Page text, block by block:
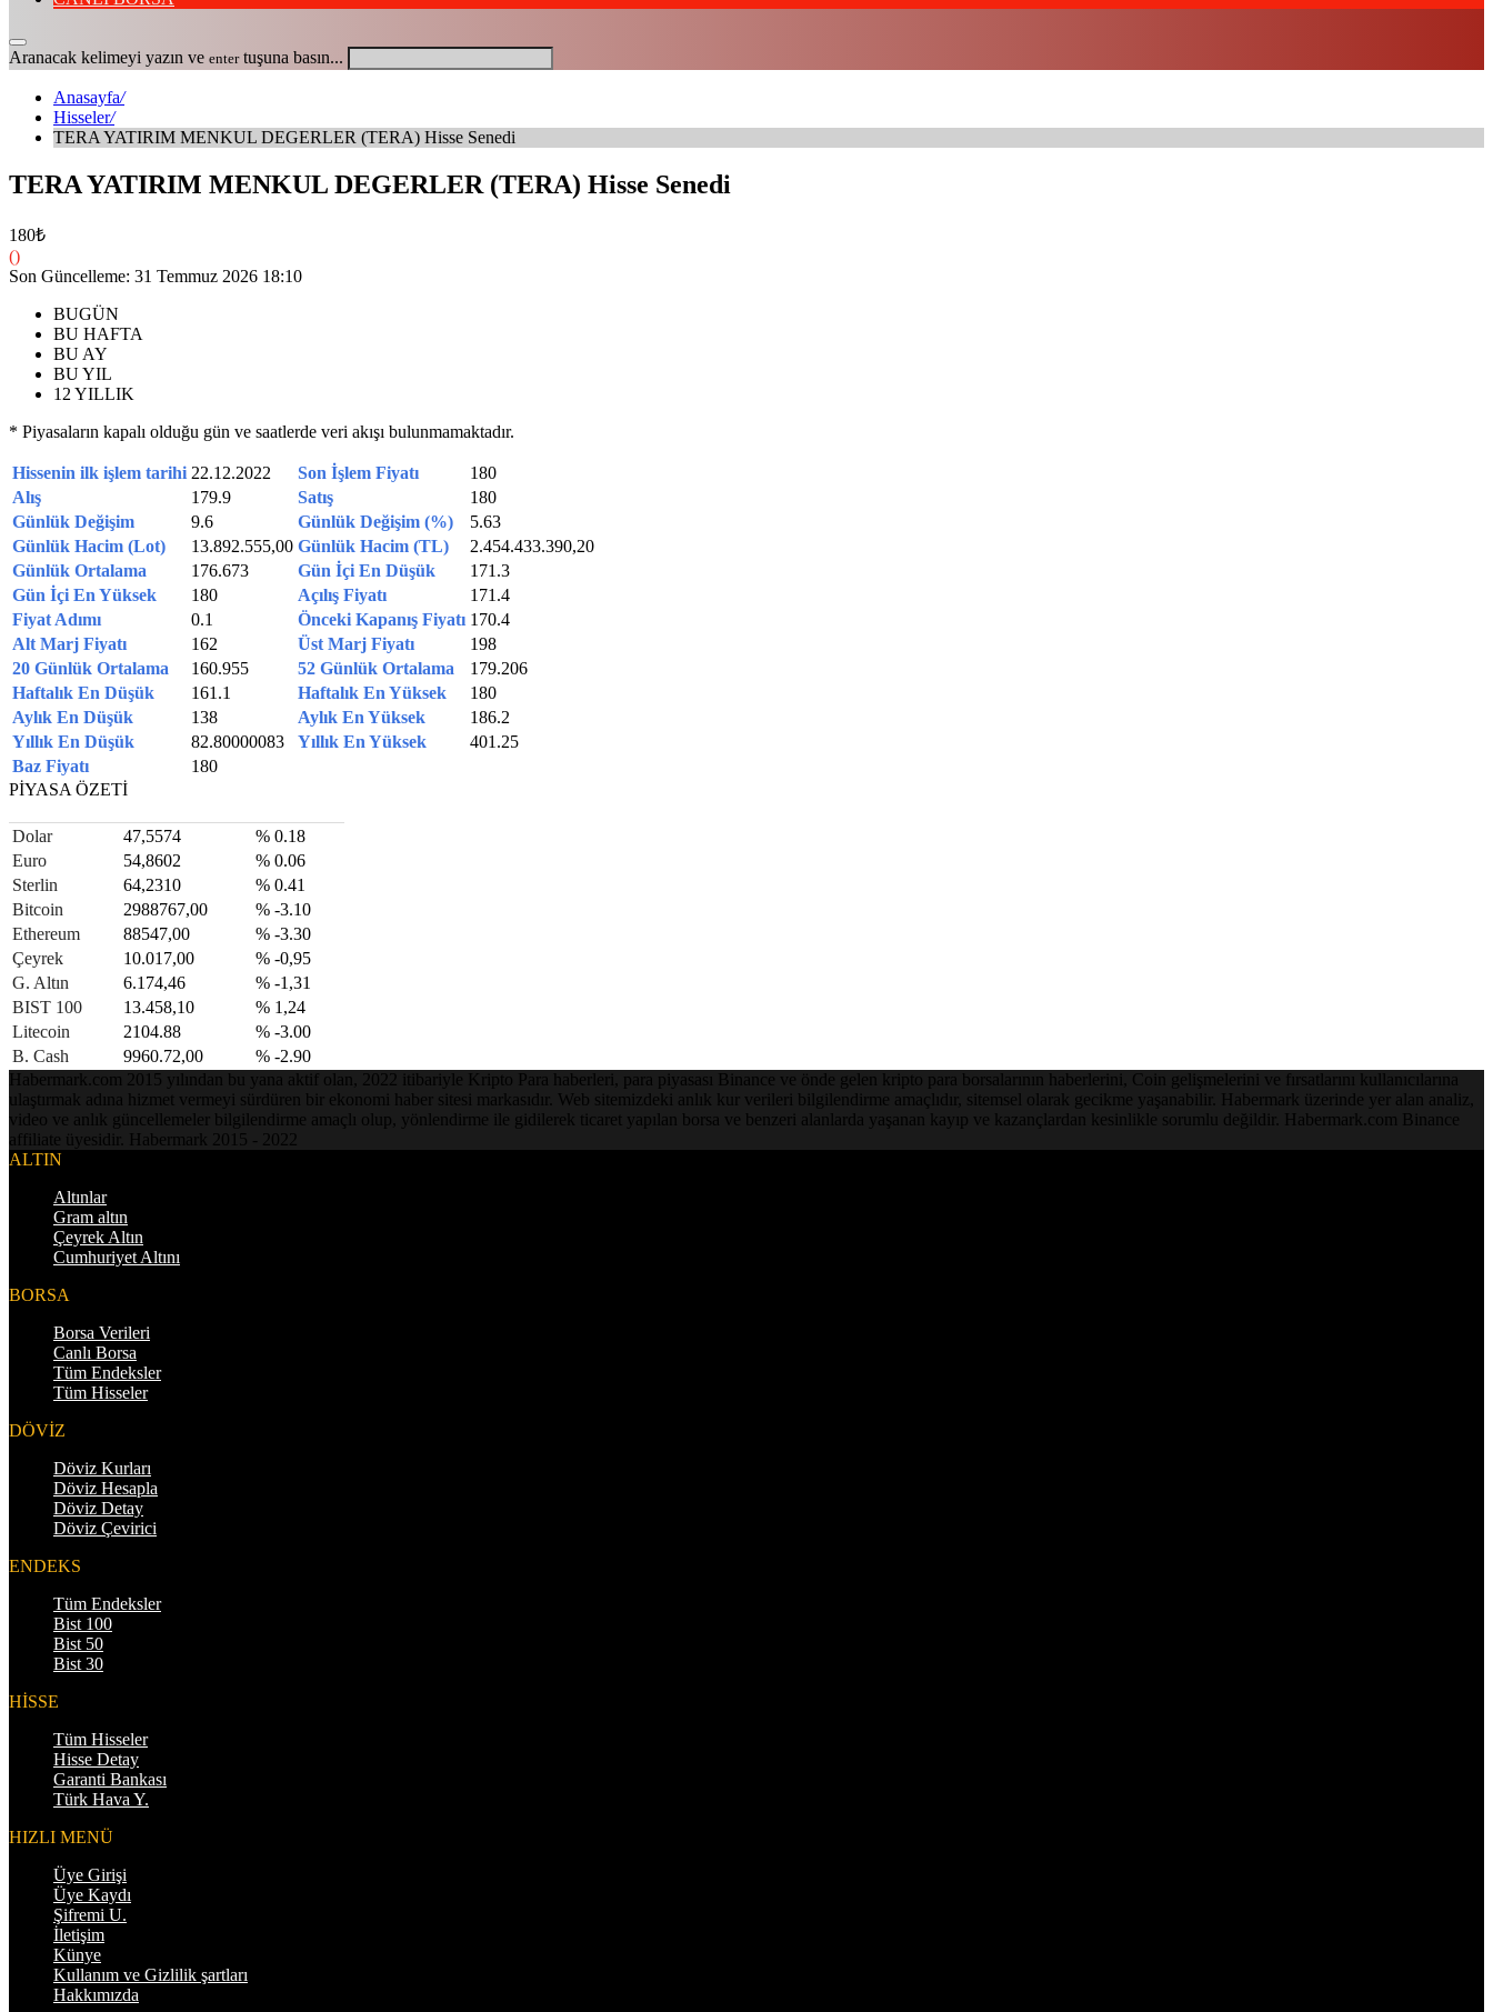
Aranacak kelimeyi yazın ve entertuşuna basın...
Anasayfa/
Hisseler/
TERA YATIRIM MENKUL DEGERLER (TERA) Hisse Senedi
TERA YATIRIM MENKUL DEGERLER (TERA) Hisse Senedi
180₺
()
Son Güncelleme: 31 Temmuz 2026 18:10
BUGÜN
BU HAFTA
BU AY
BU YIL
12 YILLIK
* Piyasaların kapalı olduğu gün ve saatlerde veri akışı bulunmamaktadır.
Hissenin ilk işlem tarihi 22.12.2022 Son İşlem Fiyatı
180
Alış
179.9 Satış
180
Günlük Değişim
9.6 Günlük Değişim (%)
5.63
Günlük Hacim (Lot)
13.892.555,00 Günlük Hacim (TL)
2.454.433.390,20
Günlük Ortalama
176.673 Gün İçi En Düşük
171.3
Gün İçi En Yüksek
180 Açılış Fiyatı
171.4
Fiyat Adımı
0.1 Önceki Kapanış Fiyatı 170.4
Alt Marj Fiyatı
162 Üst Marj Fiyatı
198
20 Günlük Ortalama
160.955 52 Günlük Ortalama
179.206
Haftalık En Düşük
161.1 Haftalık En Yüksek
180
Aylık En Düşük
138 Aylık En Yüksek
186.2
Yıllık En Düşük
82.80000083 Yıllık En Yüksek
401.25
Baz Fiyatı
180
PİYASA ÖZETİ
Dolar 47,5574
% 0.18
Euro
54,8602
% 0.06
Sterlin
64,2310
% 0.41
Bitcoin
2988767,00
% -3.10
Ethereum
88547,00
% -3.30
Çeyrek
10.017,00
% -0,95
G. Altın
6.174,46
% -1,31
BIST 100
13.458,10
% 1,24
Litecoin
2104.88
% -3.00
B. Cash
9960.72,00
% -2.90
Habermark.com 2015 yılından bu yana aktif olan, 2022 itibariyle Kripto Para haberleri, para piyasası Binance ve önde gelen kripto para borsalarının haberlerini, Coin gelişmelerini ve fırsatlarını kullanıcılarına
ulaştırmak adına hizmet vermeyi sürdüren bir ekonomi haber sitesi markasıdır. Web sitemizdeki anlık kur verileri bilgilendirme amaçlıdır, sitemsel olarak gecikme yaşanabilir. Habermark üzerinde yer alan analiz,
video ve anlık güncellemeler bilgilendirme amaçlı olup, yönlendirme ile gidilerek ticaret yapılan borsa ve benzeri alanlarda yaşanan kayıp ve kazançlardan kesinlikle sorumlu değildir. Habermark.com Binance
affiliate üyesidir. Habermark 2015 - 2022
ALTIN
Altınlar
Gram altın
Çeyrek Altın
Cumhuriyet Altını
BORSA
Borsa Verileri
Canlı Borsa
Tüm Endeksler
Tüm Hisseler
DÖVİZ
Döviz Kurları
Döviz Hesapla
Döviz Detay
Döviz Çevirici
ENDEKS
Tüm Endeksler
Bist 100
Bist 50
Bist 30
HİSSE
Tüm Hisseler
Hisse Detay
Garanti Bankası
Türk Hava Y.
HIZLI MENÜ
Üye Girişi
Üye Kaydı
Şifremi U.
İletişim
Künye
Kullanım ve Gizlilik şartları
Hakkımızda